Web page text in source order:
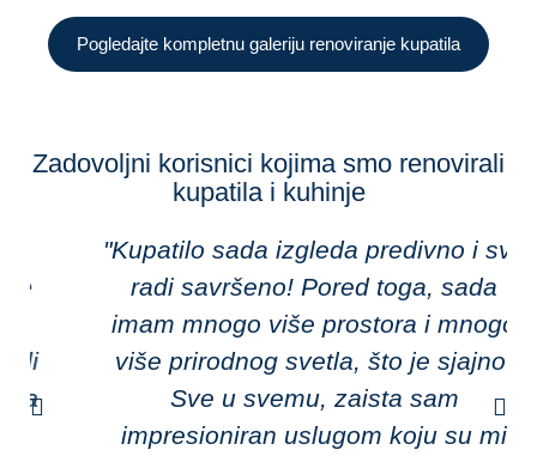
Pogledajte kompletnu galeriju renoviranje kupatila
Zadovoljni korisnici kojima smo renovirali
kupatila i kuhinje
"Kupatilo sada izgleda predivno i sve
radi savršeno! Pored toga, sada
imam mnogo više prostora i mnogo
više prirodnog svetla, što je sjajno.
Sve u svemu, zaista sam
impresioniran uslugom koju su mi